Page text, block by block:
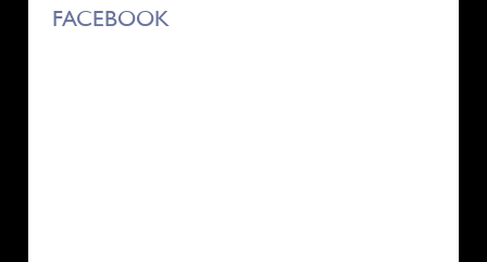
FACEBOOK